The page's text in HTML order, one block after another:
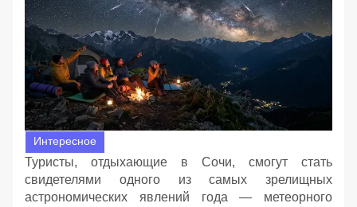
Интересное
Туристы, отдыхающие в Сочи, смогут стать
свидетелями одного из самых зрелищных
астрономических явлений года — метеорного